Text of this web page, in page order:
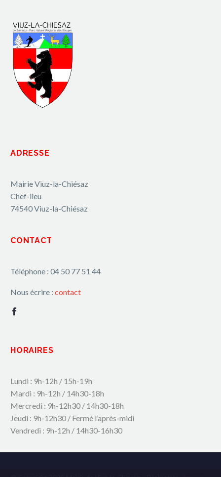
ADRESSE
Mairie Viuz-la-Chiésaz
Chef-lieu
74540 Viuz-la-Chiésaz
CONTACT
Téléphone : 04 50 77 51 44
Nous écrire : contact
HORAIRES
Lundi : 9h-12h / 15h-19h
Mardi : 9h-12h / 14h30-18h
Mercredi : 9h-12h30 / 14h30-18h
Jeudi : 9h-12h30 / Fermé l’après-midi
Vendredi : 9h-12h / 14h30-16h30